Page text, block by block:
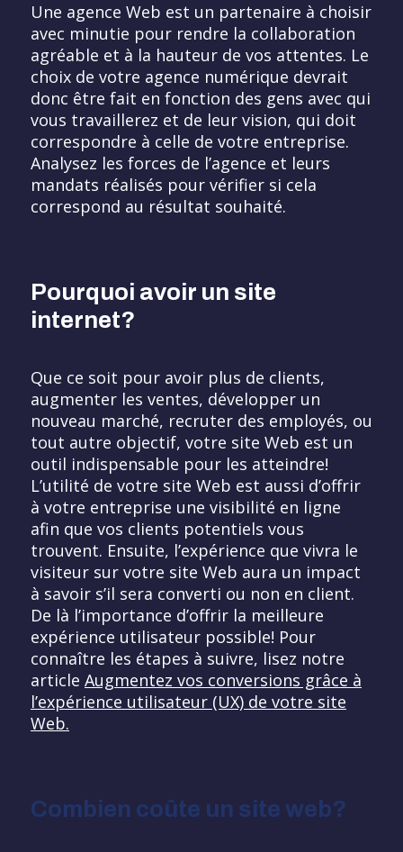
Une agence Web est un partenaire à choisir
avec minutie pour rendre la collaboration
agréable et à la hauteur de vos attentes. Le
choix de votre agence numérique devrait
donc être fait en fonction des gens avec qui
vous travaillerez et de leur vision, qui doit
correspondre à celle de votre entreprise.
Analysez les forces de l’agence et leurs
mandats réalisés pour vérifier si cela
correspond au résultat souhaité.
Pourquoi avoir un site
internet?
Que ce soit pour avoir plus de clients,
augmenter les ventes, développer un
nouveau marché, recruter des employés, ou
tout autre objectif, votre site Web est un
outil indispensable pour les atteindre!
L’utilité de votre site Web est aussi d’offrir
à votre entreprise une visibilité en ligne
afin que vos clients potentiels vous
trouvent. Ensuite, l’expérience que vivra le
visiteur sur votre site Web aura un impact
à savoir s’il sera converti ou non en client.
De là l’importance d’offrir la meilleure
expérience utilisateur possible! Pour
connaître les étapes à suivre, lisez notre
article Augmentez vos conversions grâce à
l’expérience utilisateur (UX) de votre site
Web.
Combien coûte un site web?